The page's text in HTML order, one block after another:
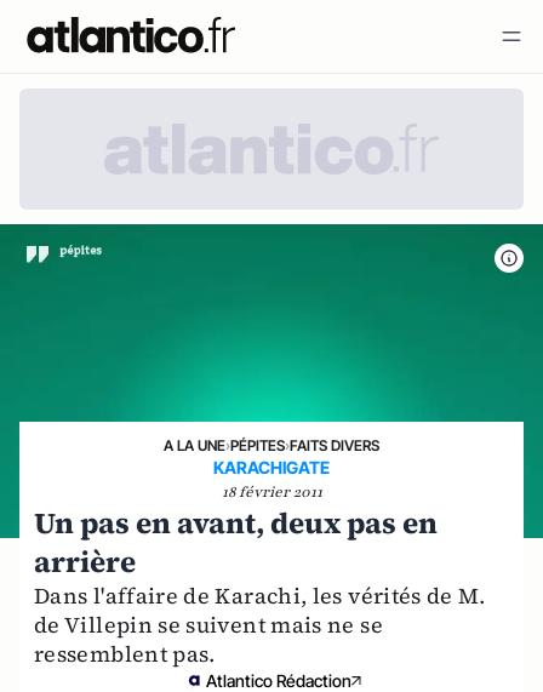
A LA UNE›PÉPITES›FAITS DIVERS
KARACHIGATE
18 février 2011
Un pas en avant, deux pas en
arrière
Dans l'affaire de Karachi, les vérités de M.
de Villepin se suivent mais ne se
ressemblent pas.
Atlantico Rédaction